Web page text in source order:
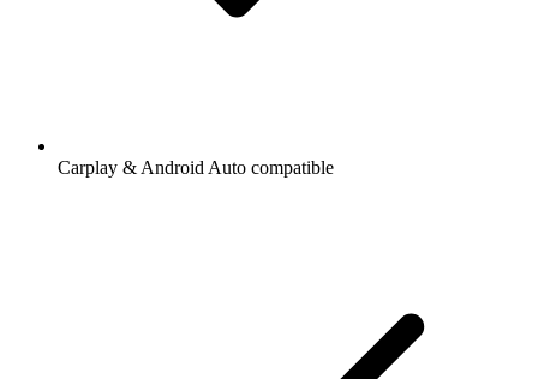
Carplay & Android Auto compatible